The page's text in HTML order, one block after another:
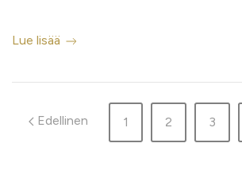
Lue lisää
Edellinen 1 2 3